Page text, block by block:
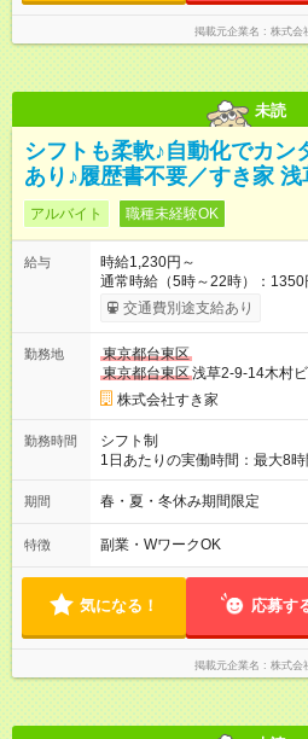
掲載元企業名 株式会
未読
シフトも柔軟♪自動化でカ
あり♪履歴書不要／すき家
アルバイト 職種未経験OK
給与
時給1,230円～
通常時給（5時～22時）：
1688円 高校生時給：1230円 【特別手当】早朝手当（5：00-9：
00）時給+150円 【試用期間】試用期間あり 試用期間の長さ：1
30日（※条件変更なし）ですが
ただきます。 研修制度あり：
交通費別途支給あり
勤務地
東京都台東区
東京都台東区浅草2-9-14木村
株式会社すき家
勤務時間
シフト制
1日あたりの実働時間：最大8
2h～OK ＜シフト例＞ 〇朝帯
後帯 14:00-18:00 〇夜帯
ます♪
期間 春・夏・冬休み期間限定
特徴 副業・WワークOK
気になる！ 応募す
掲載元企業名 株式会